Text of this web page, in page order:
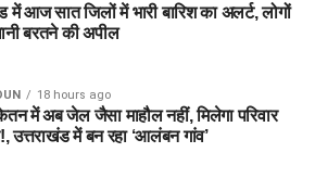
में आज सात जिलों में भारी बारिश का अलर्ट, लोगों
बरतने की अपील
18 hours ago
में अब जेल जैसा माहौल नहीं, मिलेगा परिवार
उत्तराखंड में बन रहा ‘आलंबन गांव’